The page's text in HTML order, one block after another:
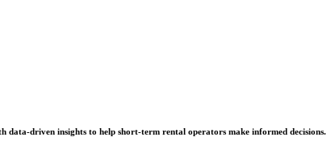
data-driven insights to help short-term rental operators make informed decisions.